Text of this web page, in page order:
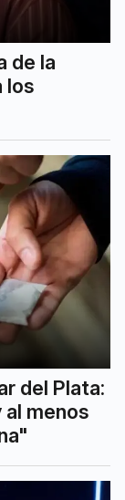
de la
los
del Plata:
al menos